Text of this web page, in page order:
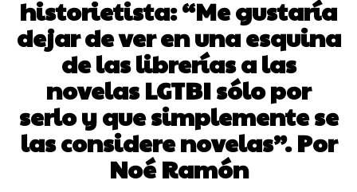
historietista: “Me gustaría
dejar de ver en una esquina
de las librerías a las
novelas LGTBI sólo por
serlo y que simplemente se
las considere novelas”. Por
Noé Ramón